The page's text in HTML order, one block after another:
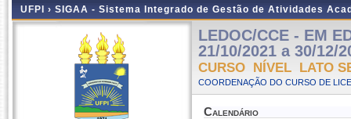
UFPI › SIGAA - Sistema Integrado de Gestão de Atividades
LEDOC/CCE - EM
21/10/2021 a 30/12/
CURSO NÍVEL LATO
COORDENAÇÃO DO CURSO DE
Calendário